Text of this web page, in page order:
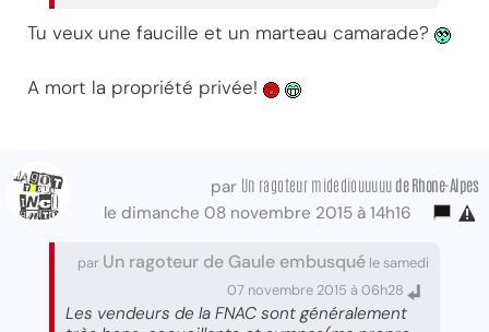
Tu veux une faucille et un marteau camarade?
A mort la propriété privée!
par Un ragoteur midediouuuuu de Rhone-Alpes
le dimanche 08 novembre 2015 à 14h16
par Un ragoteur de Gaule embusqué le samedi
07 novembre 2015 à 06h28
Les vendeurs de la FNAC sont généralement